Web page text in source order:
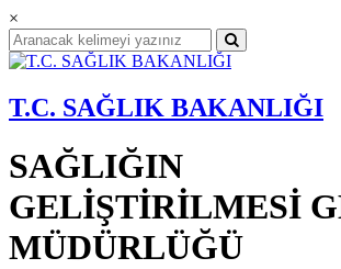
×
T.C. SAĞLIK BAKANLIĞI
SAĞLIĞIN
GELİŞTİRİLMESİ
MÜDÜRLÜĞÜ